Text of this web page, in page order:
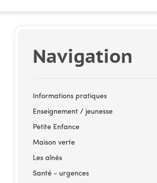
Navigation
Informations pratiques
Enseignement / jeunesse
Petite Enfance
Maison verte
Les aînés
Santé - urgences